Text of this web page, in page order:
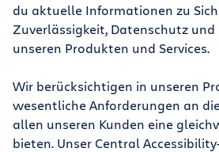
du aktuelle Informationen zu
Zuverlässigkeit, Datenschutz und
unseren Produkten und Services.
Wir berücksichtigen in unseren
wesentliche Anforderungen an
allen unseren Kunden eine
bieten. Unser Central